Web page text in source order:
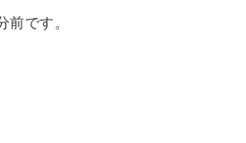
前です。